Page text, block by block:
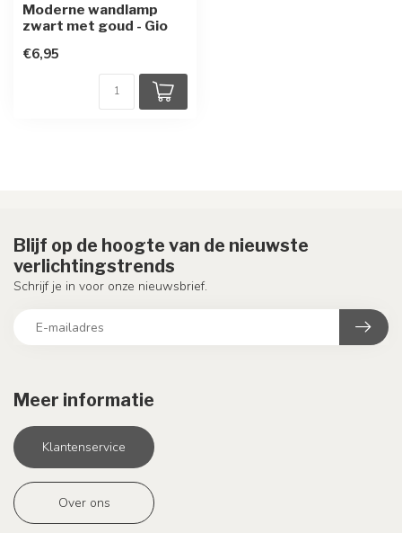
Moderne wandlamp
zwart met goud - Gio
€6,95
Meer informatie
Klantenservice
Over ons
Blijf op de hoogte van de nieuwste
verlichtingstrends
Schrijf je in voor onze nieuwsbrief.